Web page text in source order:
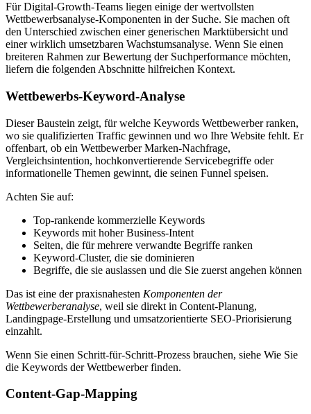
Für Digital-Growth-Teams liegen einige der wertvollsten
Wettbewerbsanalyse-Komponenten in der Suche. Sie machen oft
den Unterschied zwischen einer generischen Marktübersicht und
einer wirklich umsetzbaren Wachstumsanalyse. Wenn Sie einen
breiteren Rahmen zur Bewertung der Suchperformance möchten,
liefern die folgenden Abschnitte hilfreichen Kontext.
Wettbewerbs-Keyword-Analyse
Dieser Baustein zeigt, für welche Keywords Wettbewerber ranken,
wo sie qualifizierten Traffic gewinnen und wo Ihre Website fehlt. Er
offenbart, ob ein Wettbewerber Marken-Nachfrage,
Vergleichsintention, hochkonvertierende Servicebegriffe oder
informationelle Themen gewinnt, die seinen Funnel speisen.
Achten Sie auf:
Top-rankende kommerzielle Keywords
Keywords mit hoher Business-Intent
Seiten, die für mehrere verwandte Begriffe ranken
Keyword-Cluster, die sie dominieren
Begriffe, die sie auslassen und die Sie zuerst angehen können
Das ist eine der praxisnahesten Komponenten der
Wettbewerberanalyse, weil sie direkt in Content-Planung,
Landingpage-Erstellung und umsatzorientierte SEO-Priorisierung
einzahlt.
Wenn Sie einen Schritt-für-Schritt-Prozess brauchen, siehe Wie Sie
die Keywords der Wettbewerber finden.
Content-Gap-Mapping